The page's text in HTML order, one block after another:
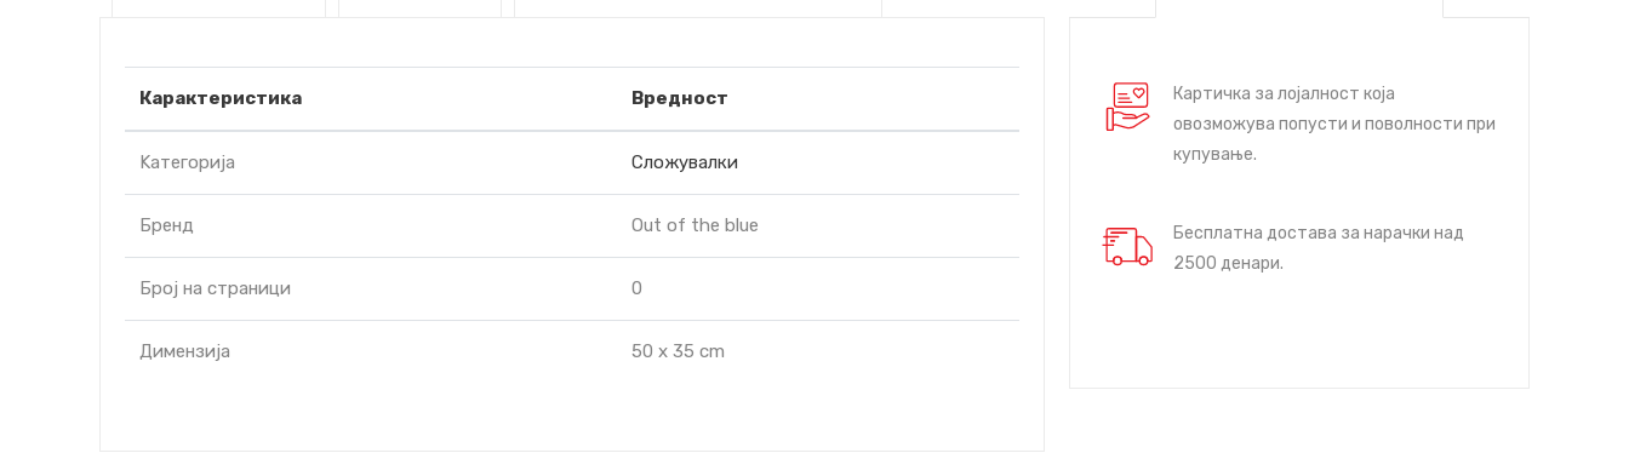
Карактеристика Вредност
Kатегорија Сложувалки
Бренд Out of the blue
Број на страници 0
Димензија 50 x 35 cm
Картичка за лојалност која
овозможува попусти и поволности при
купување.
Бесплатна достава за нарачки над
2500 денари.